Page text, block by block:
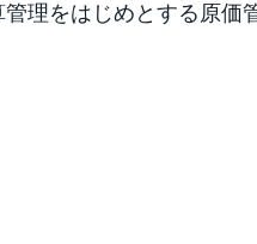
理をはじめとする原価